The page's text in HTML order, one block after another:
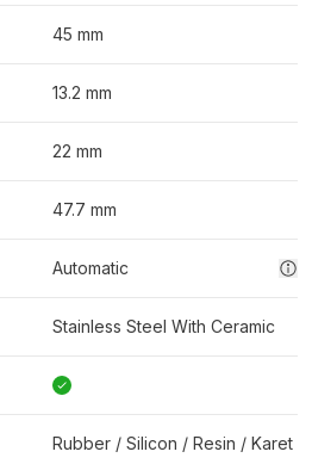
45 mm
13.2 mm
22 mm
47.7 mm
Automatic
Stainless Steel With Ceramic
Rubber / Silicon / Resin / Karet